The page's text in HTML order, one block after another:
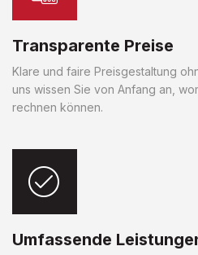
Transparente Preise
Klare und faire Preisgestaltung
uns wissen Sie von Anfang an,
rechnen können.
Umfassende